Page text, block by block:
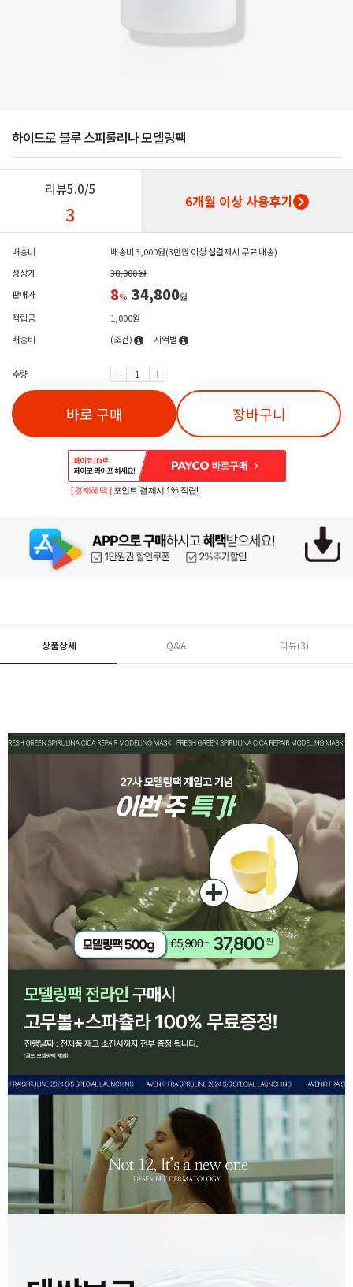
하이드로 블루 스피룰리나 모델링팩
리뷰5.0/5
3 6개월 이상 사용후기
배송비
배송비 3,000원(3만원 이상 실결제시 무료 배송)
정상가
38,000 원
판매가
8% 34,800원
적립금
1,000원
배송비
(조건) 지역별
수량
바로 구매 장바구니
PAYCO 바로구매
[ 결제혜택 ] 포인트 결제시 1% 적립!
상품상세 Q&A 리뷰(3)